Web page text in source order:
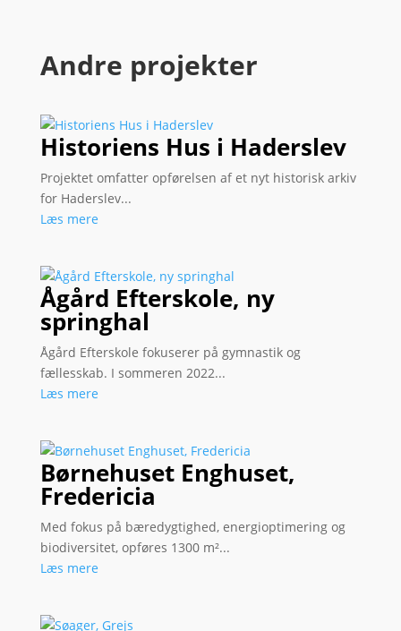
Andre projekter
Historiens Hus i Haderslev
Projektet omfatter opførelsen af et nyt historisk arkiv
for Haderslev...
Læs mere
Ågård Efterskole, ny
springhal
Ågård Efterskole fokuserer på gymnastik og
fællesskab. I sommeren 2022...
Læs mere
Børnehuset Enghuset,
Fredericia
Med fokus på bæredygtighed, energioptimering og
biodiversitet, opføres 1300 m²...
Læs mere